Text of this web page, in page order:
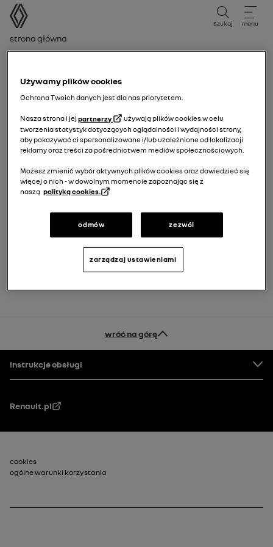
instrukcja obsługi
Szukaj menu
Ścieżka nawigacji
Strona główna
Kontrollampa för vänster färdriktningsvisare
wróć na górę
Stopka
instrukcje obsługi
Renault.pl
Stopka_2
cookies
ogólne warunki korzystania
Używamy plików cookies
Ochrona Twoich danych jest dla nas priorytetem.
Nasza strona i jejpartnerzy
używają plików cookies w celu
tworzenia statystyk dotyczących oglądalności i wydajności strony,
aby pokazywać ci spersonalizowane i/lub uzależnione od lokalizacji
reklamy oraz treści za pośrednictwem mediów społecznościowych.
Możesz zmienić wybór aktywnych plików cookies oraz dowiedzieć się
więcej o nich - w dowolnym momencie zapoznając się z
naszą polityką cookies.
odmów zezwól
zarządzaj ustawieniami